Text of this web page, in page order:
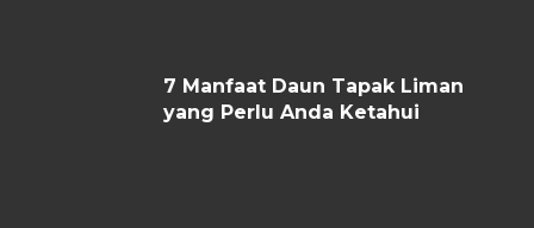
7 Manfaat Daun Tapak Liman
yang Perlu Anda Ketahui